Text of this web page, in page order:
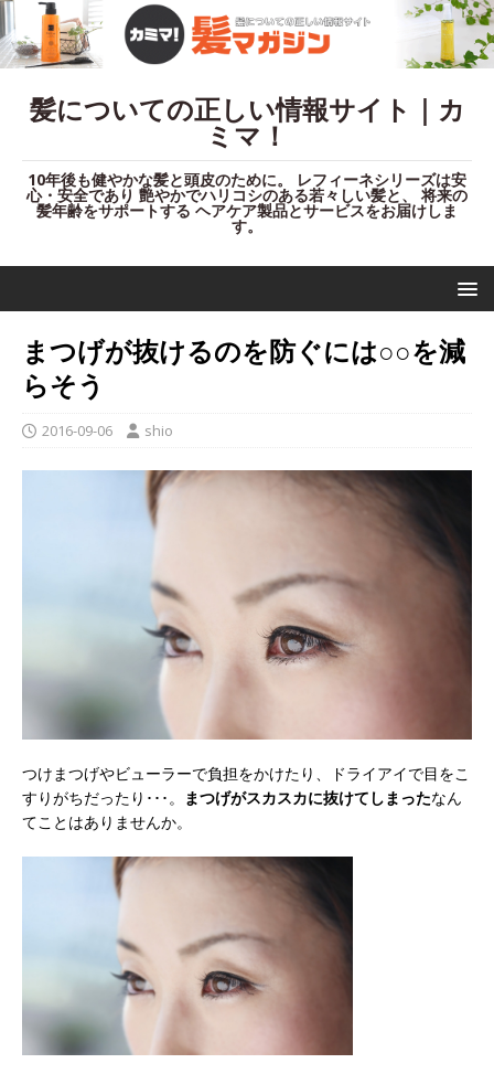
髪についての正しい情報サイト｜カ
ミマ！
10年後も健やかな髪と頭皮のために。 レフィーネシリーズは安
心・安全であり 艶やかでハリコシのある若々しい髪と、 将来の
髪年齢をサポートする ヘアケア製品とサービスをお届けしま
す。
まつげが抜けるのを防ぐには○○を減
らそう
2016-09-06 shio
つけまつげやビューラーで負担をかけたり、ドライアイで目をこ
すりがちだったり･･･。 まつげがスカスカに抜けてしまったなん
てことはありませんか。